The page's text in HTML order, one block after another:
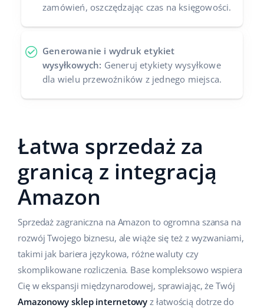
zamówień, oszczędzając czas na księgowości.
Generowanie i wydruk etykiet
wysyłkowych: Generuj etykiety wysyłkowe
dla wielu przewoźników z jednego miejsca.
Łatwa sprzedaż za
granicą z integracją
Amazon
Sprzedaż zagraniczna na Amazon to ogromna szansa na
rozwój Twojego biznesu, ale wiąże się też z wyzwaniami,
takimi jak bariera językowa, różne waluty czy
skomplikowane rozliczenia. Base kompleksowo wspiera
Cię w ekspansji międzynarodowej, sprawiając, że Twój
Amazonowy sklep internetowy z łatwością dotrze do